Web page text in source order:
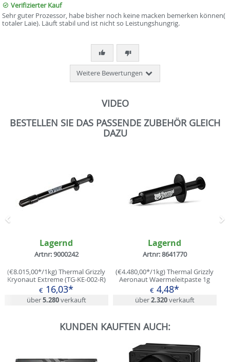
Verifizierter Kauf
Sehr guter Prozessor, habe bisher noch keine macken bemerken können(
totaler Laie). Läuft stabil und ist nicht so Leistungshungrig.
Weitere Bewertungen
VIDEO
BESTELLEN SIE DAS PASSENDE ZUBEHÖR GLEICH
DAZU
Lagernd
Artnr: 9000242
(€8.015,00*/1kg) Thermal Grizzly
Kryonaut Extreme (TG-KE-002-R)
Waermeleitpaste 2g
€ 16,03*
über5.280verkauft
Lagernd
Artnr: 8641770
(€4.480,00*/1kg) Thermal Grizzly
Aeronaut Waermeleitpaste 1g
€ 4,48*
über2.320verkauft
Zurück
KUNDEN KAUFTEN AUCH: